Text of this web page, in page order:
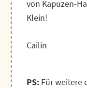
von Kapuzen-
Klein!
Cailin
PS:Für weitere